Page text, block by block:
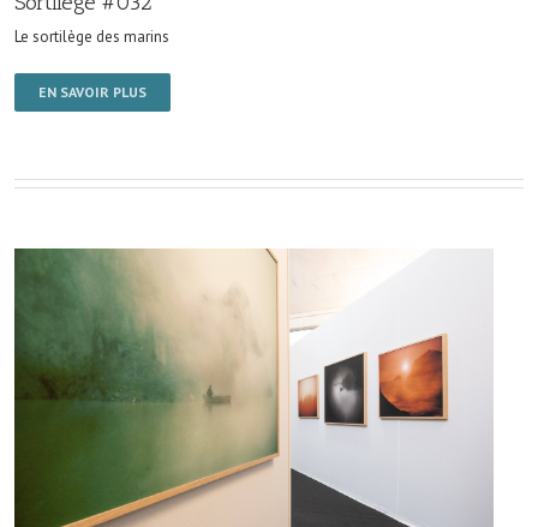
Le sortilège des marins
EN SAVOIR PLUS